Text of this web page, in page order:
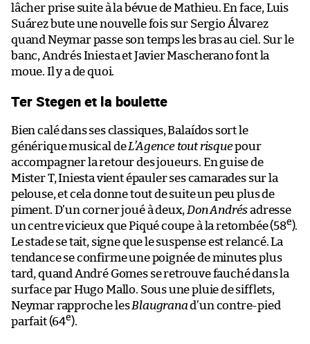
lâcher prise suite à la bévue de Mathieu. En face, Luis
Suárez bute une nouvelle fois sur Sergio Álvarez
quand Neymar passe son temps les bras au ciel. Sur le
banc, Andrés Iniesta et Javier Mascherano font la
moue. Il y a de quoi.
Ter Stegen et la boulette
Bien calé dans ses classiques, Balaídos sort le
générique musical deL’Agence tout risquepour
accompagner la retour des joueurs. En guise de
Mister T, Iniesta vient épauler ses camarades sur la
pelouse, et cela donne tout de suite un peu plus de
piment. D’un corner joué à deux, Don Andrésadresse
un centre vicieux que Piqué coupe à la retombée (58e).
Le stade se tait, signe que le suspense est relancé. La
tendance se confirme une poignée de minutes plus
tard, quand André Gomes se retrouve fauché dans la
surface par Hugo Mallo. Sous une pluie de sifflets,
Neymar rapproche lesBlaugranad’un contre-pied
parfait (64e).